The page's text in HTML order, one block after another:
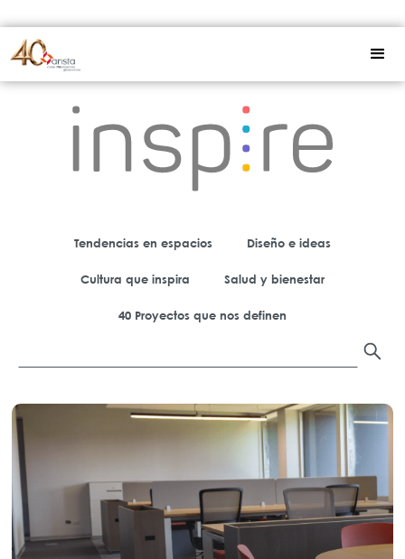
Tendencias en espacios Diseño e ideas
Cultura que inspira Salud y bienestar
40 Proyectos que nos definen